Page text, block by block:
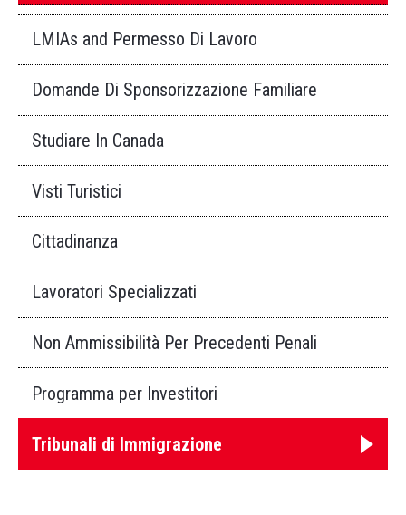
LMIAs and Permesso Di Lavoro
Domande Di Sponsorizzazione Familiare
Studiare In Canada
Visti Turistici
Cittadinanza
Lavoratori Specializzati
Non Ammissibilità Per Precedenti Penali
Programma per Investitori
Tribunali di Immigrazione